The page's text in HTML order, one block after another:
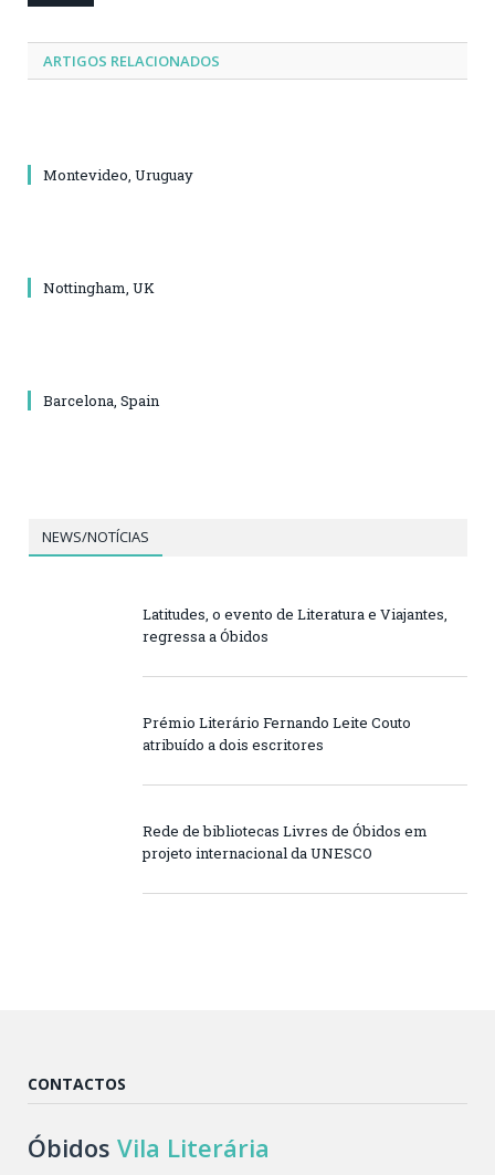
ARTIGOS RELACIONADOS
Montevideo, Uruguay
Nottingham, UK
Barcelona, Spain
NEWS/NOTÍCIAS
Latitudes, o evento de Literatura e Viajantes,
regressa a Óbidos
Prémio Literário Fernando Leite Couto
atribuído a dois escritores
Rede de bibliotecas Livres de Óbidos em
projeto internacional da UNESCO
CONTACTOS
Óbidos Vila Literária